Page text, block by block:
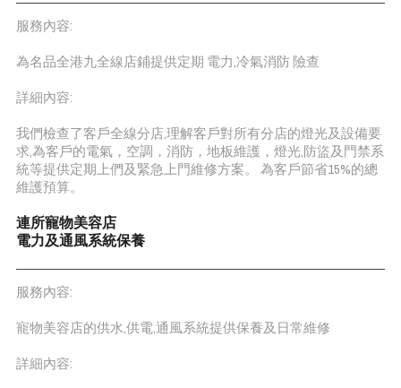
服務內容:
為名品全港九全線店鋪提供定期 電力,冷氣消防 險查
詳細內容:
我們檢查了客戶全線分店,理解客戶對所有分店的燈光及設備要
求,為客戶的電氣，空調，消防，地板維護，燈光,防盜及門禁系
統等提供定期上們及緊急上門維修方案。 為客戶節省15%的總
維護預算。
連所寵物美容店
電力及通風系統保養
服務內容:
寵物美容店的供水,供電,通風系統提供保養及日常維修
詳細內容: